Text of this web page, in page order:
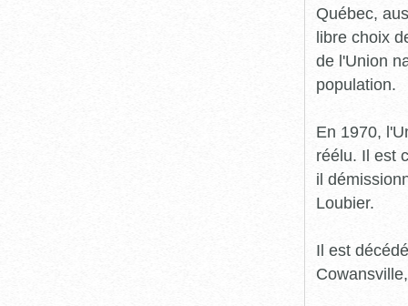
Québec,
libre choix
de l'Union
population.
En 1970,
réélu. Il est
il
Loubier.
Il est